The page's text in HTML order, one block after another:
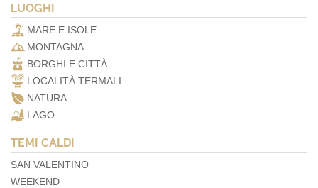
LUOGHI
MARE E ISOLE
MONTAGNA
BORGHI E CITTÀ
LOCALITÀ TERMALI
NATURA
LAGO
TEMI CALDI
SAN VALENTINO
WEEKEND